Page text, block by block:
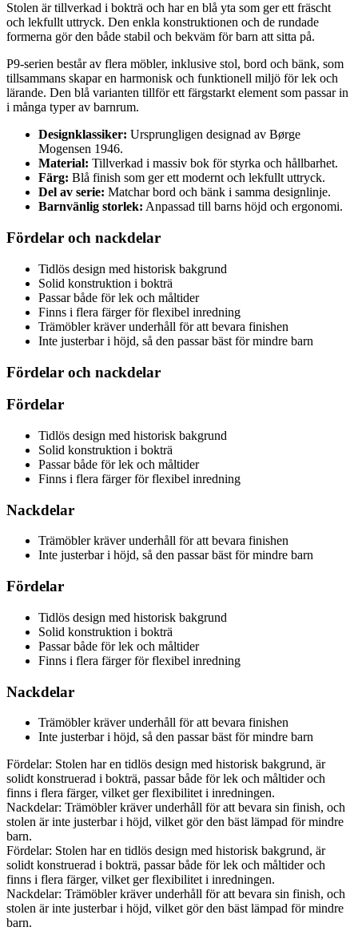
Stolen är tillverkad i bokträ och har en blå yta som ger ett fräscht
och lekfullt uttryck. Den enkla konstruktionen och de rundade
formerna gör den både stabil och bekväm för barn att sitta på.
P9-serien består av flera möbler, inklusive stol, bord och bänk, som
tillsammans skapar en harmonisk och funktionell miljö för lek och
lärande. Den blå varianten tillför ett färgstarkt element som passar in
i många typer av barnrum.
Designklassiker: Ursprungligen designad av Børge
Mogensen 1946.
Material: Tillverkad i massiv bok för styrka och hållbarhet.
Färg: Blå finish som ger ett modernt och lekfullt uttryck.
Del av serie: Matchar bord och bänk i samma designlinje.
Barnvänlig storlek: Anpassad till barns höjd och ergonomi.
Fördelar och nackdelar
Tidlös design med historisk bakgrund
Solid konstruktion i bokträ
Passar både för lek och måltider
Finns i flera färger för flexibel inredning
Trämöbler kräver underhåll för att bevara finishen
Inte justerbar i höjd, så den passar bäst för mindre barn
Fördelar och nackdelar
Fördelar
Tidlös design med historisk bakgrund
Solid konstruktion i bokträ
Passar både för lek och måltider
Finns i flera färger för flexibel inredning
Nackdelar
Trämöbler kräver underhåll för att bevara finishen
Inte justerbar i höjd, så den passar bäst för mindre barn
Fördelar
Tidlös design med historisk bakgrund
Solid konstruktion i bokträ
Passar både för lek och måltider
Finns i flera färger för flexibel inredning
Nackdelar
Trämöbler kräver underhåll för att bevara finishen
Inte justerbar i höjd, så den passar bäst för mindre barn
Fördelar: Stolen har en tidlös design med historisk bakgrund, är
solidt konstruerad i bokträ, passar både för lek och måltider och
finns i flera färger, vilket ger flexibilitet i inredningen.
Nackdelar: Trämöbler kräver underhåll för att bevara sin finish, och
stolen är inte justerbar i höjd, vilket gör den bäst lämpad för mindre
barn.
Fördelar: Stolen har en tidlös design med historisk bakgrund, är
solidt konstruerad i bokträ, passar både för lek och måltider och
finns i flera färger, vilket ger flexibilitet i inredningen.
Nackdelar: Trämöbler kräver underhåll för att bevara sin finish, och
stolen är inte justerbar i höjd, vilket gör den bäst lämpad för mindre
barn.